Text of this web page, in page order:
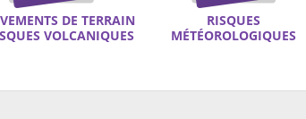
DE TERRAIN
VOLCANIQUES
RISQUES
MÉTÉOROLOGIQUES